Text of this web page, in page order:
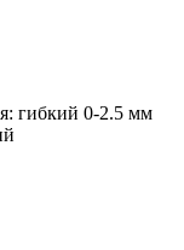
гибкий 0-2.5 мм